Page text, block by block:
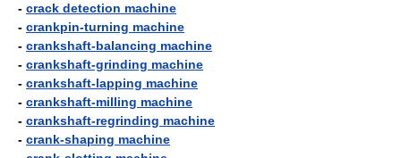
- crack detection machine
- crankpin-turning machine
- crankshaft-balancing machine
- crankshaft-grinding machine
- crankshaft-lapping machine
- crankshaft-milling machine
- crankshaft-regrinding machine
- crank-shaping machine